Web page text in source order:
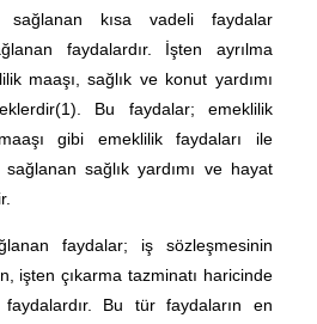
sağlanan kısa vadeli faydalar
faydalardır. İşten ayrılma
maaşı, sağlık ve konut yardımı
Bu faydalar; emeklilik
gibi emeklilik faydaları ile
sağlık yardımı ve hayat
faydalar; iş sözleşmesinin
işten çıkarma tazminatı haricinde
Bu tür faydaların en